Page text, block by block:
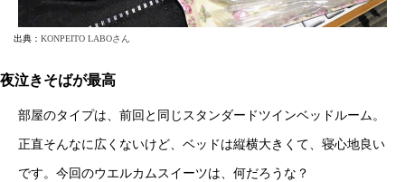
出典： KONPEITO LABOさん
夜泣きそばが最高
部屋のタイプは、前回と同じスタンダードツインベッドルーム。
正直そんなに広くないけど、ベッドは縦横大きくて、寝心地良い
です。今回のウエルカムスイーツは、何だろうな？